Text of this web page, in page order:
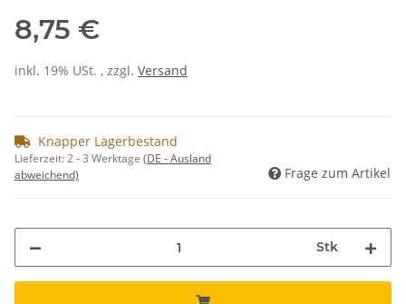
8,75 €
inkl. 19% USt. , zzgl. Versand
Knapper Lagerbestand
Lieferzeit:2 - 3 Werktage (DE - Ausland
abweichend)
Frage zum Artikel
Stk